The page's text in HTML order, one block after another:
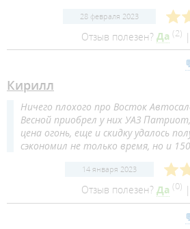
28 февраля 2023
Отзыв полезен? Да (2) |
Кирилл
Ничего плохого про Восток
Весной приобрел у них УАЗ
цена огонь, еще и скидку удалось
сэкономил не только время, но и
14 января 2023
Отзыв полезен? Да (0) |